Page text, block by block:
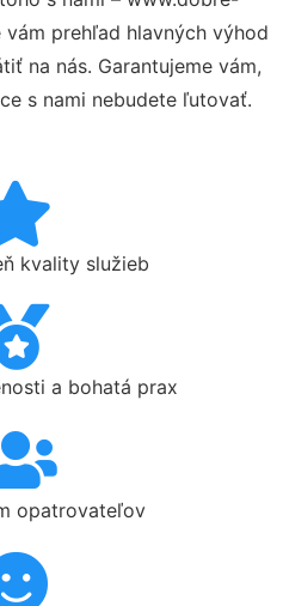
prehľad hlavných výhod
na nás. Garantujeme vám,
s nami nebudete ľutovať.
kvality služieb
a bohatá prax
opatrovateľov